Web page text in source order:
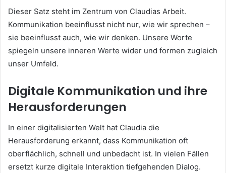
Dieser Satz steht im Zentrum von Claudias Arbeit.
Kommunikation beeinflusst nicht nur, wie wir sprechen –
sie beeinflusst auch, wie wir denken. Unsere Worte
spiegeln unsere inneren Werte wider und formen zugleich
unser Umfeld.
Digitale Kommunikation und ihre
Herausforderungen
In einer digitalisierten Welt hat Claudia die
Herausforderung erkannt, dass Kommunikation oft
oberflächlich, schnell und unbedacht ist. In vielen Fällen
ersetzt kurze digitale Interaktion tiefgehenden Dialog.